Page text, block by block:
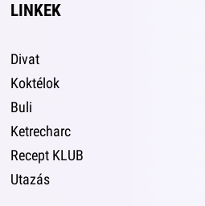
LINKEK
Divat
Koktélok
Buli
Ketrecharc
Recept KLUB
Utazás